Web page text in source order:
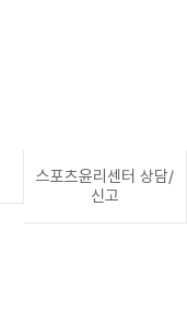
스포츠윤리센터 상담/
신고